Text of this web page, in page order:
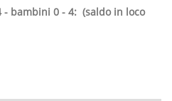
- bambini 0 - 4: (saldo in loco